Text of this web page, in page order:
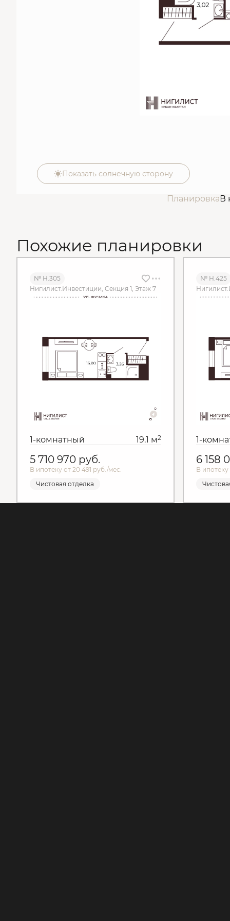
Показать солнечную сторону
ПланировкаВ
Похожие планировки
№ Н.305
Нигилист.Инвестиции, Секция 1, Этаж 7
1-комнатный 19.1 м2
5 710 970 руб.
В ипотеку от 20 491 руб./мес.
Чистовая отделка
№ Н.425
1-
6 158
В ипотеку